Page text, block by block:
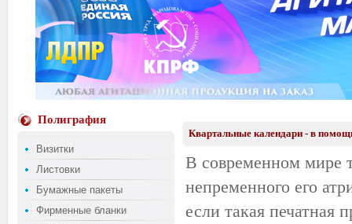
Полиграфия
Визитки
Листовки
Бумажные пакеты
Фирменные бланки
Квартальные календари - в
В современном мире
непременного его
если такая печатная